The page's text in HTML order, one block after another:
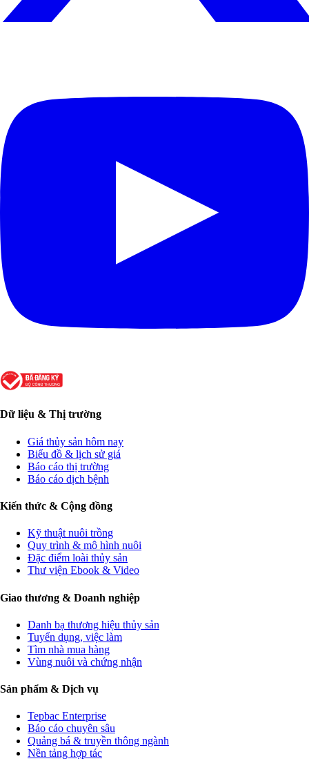
Dữ liệu & Thị trường
Giá thủy sản hôm nay
Biểu đồ & lịch sử giá
Báo cáo thị trường
Báo cáo dịch bệnh
Kiến thức & Cộng đồng
Kỹ thuật nuôi trồng
Quy trình & mô hình nuôi
Đặc điểm loài thủy sản
Thư viện Ebook & Video
Giao thương & Doanh nghiệp
Danh bạ thương hiệu thủy sản
Tuyển dụng, việc làm
Tìm nhà mua hàng
Vùng nuôi và chứng nhận
Sản phẩm & Dịch vụ
Tepbac Enterprise
Báo cáo chuyên sâu
Quảng bá & truyền thông ngành
Nền tảng hợp tác